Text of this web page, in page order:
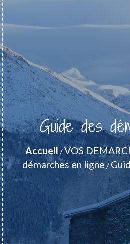
Guide des
Accueil /VOS
démarches en ligne /